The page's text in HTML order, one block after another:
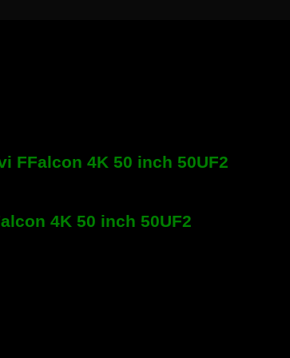
FFalcon 4K 50 inch 50UF2
4K 50 inch 50UF2